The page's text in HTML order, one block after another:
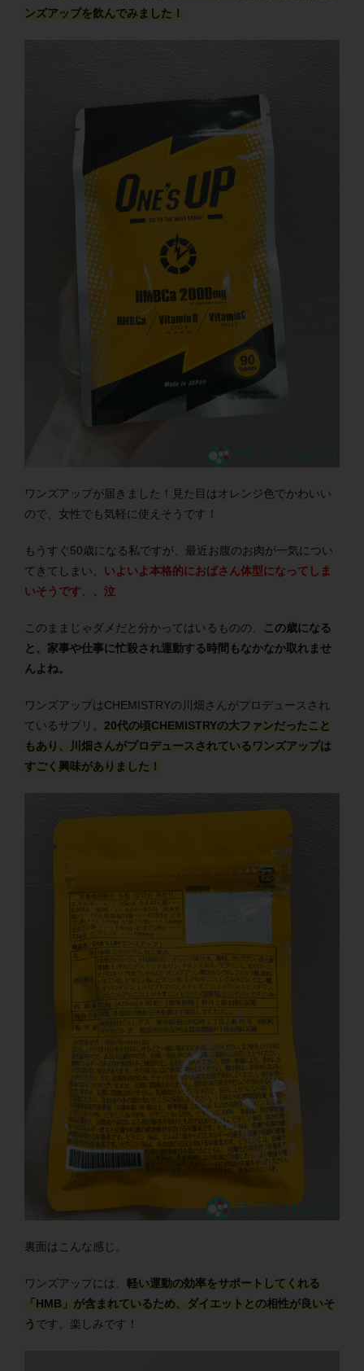
ンズアップを飲んでみました！
ワンズアップが届きました！見た目はオレンジ色でかわいい
ので、女性でも気軽に使えそうです！
もうすぐ50歳になる私ですが、最近お腹のお肉が一気につい
てきてしまい、 いよいよ本格的におばさん体型になってしま
いそうです、、泣
このままじゃダメだと分かってはいるものの、
この歳になる
と、家事や仕事に忙殺され運動する時間もなかなか取れませ
んよね。
ワンズアップはCHEMISTRYの川畑さんがプロデュースされ
ているサプリ。 20代の頃CHEMISTRYの大ファンだったこと
もあり、川畑さんがプロデュースされているワンズアップは
すごく興味がありました！
裏面はこんな感じ。
ワンズアップには、 軽い運動の効率をサポートしてくれる
「HMB」が含まれているため、ダイエットとの相性が良いそ
う です。楽しみです！